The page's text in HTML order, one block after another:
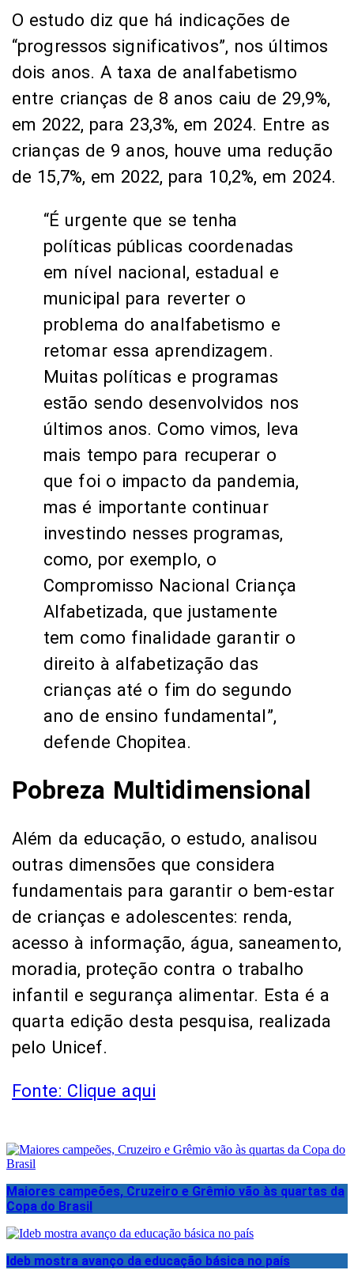
O estudo diz que há indicações de
“progressos significativos”, nos últimos
dois anos. A taxa de analfabetismo
entre crianças de 8 anos caiu de 29,9%,
em 2022, para 23,3%, em 2024. Entre as
crianças de 9 anos, houve uma redução
de 15,7%, em 2022, para 10,2%, em 2024.
“É urgente que se tenha
políticas públicas coordenadas
em nível nacional, estadual e
municipal para reverter o
problema do analfabetismo e
retomar essa aprendizagem.
Muitas políticas e programas
estão sendo desenvolvidos nos
últimos anos. Como vimos, leva
mais tempo para recuperar o
que foi o impacto da pandemia,
mas é importante continuar
investindo nesses programas,
como, por exemplo, o
Compromisso Nacional Criança
Alfabetizada, que justamente
tem como finalidade garantir o
direito à alfabetização das
crianças até o fim do segundo
ano de ensino fundamental”,
defende Chopitea.
Pobreza Multidimensional
Além da educação, o estudo, analisou
outras dimensões que considera
fundamentais para garantir o bem-estar
de crianças e adolescentes: renda,
acesso à informação, água, saneamento,
moradia, proteção contra o trabalho
infantil e segurança alimentar. Esta é a
quarta edição desta pesquisa, realizada
pelo Unicef.
Fonte: Clique aqui
Maiores campeões, Cruzeiro e Grêmio vão às quartas da
Copa do Brasil
Ideb mostra avanço da educação básica no país